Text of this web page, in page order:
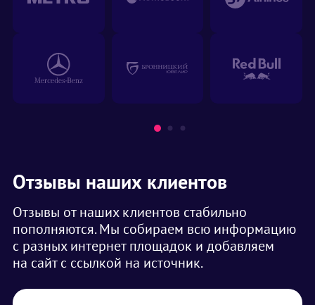
Отзывы наших клиентов
Отзывы от наших клиентов стабильно
пополняются. Мы собираем всю информацию
с разных интернет площадок и добавляем
на сайт с ссылкой на источник.